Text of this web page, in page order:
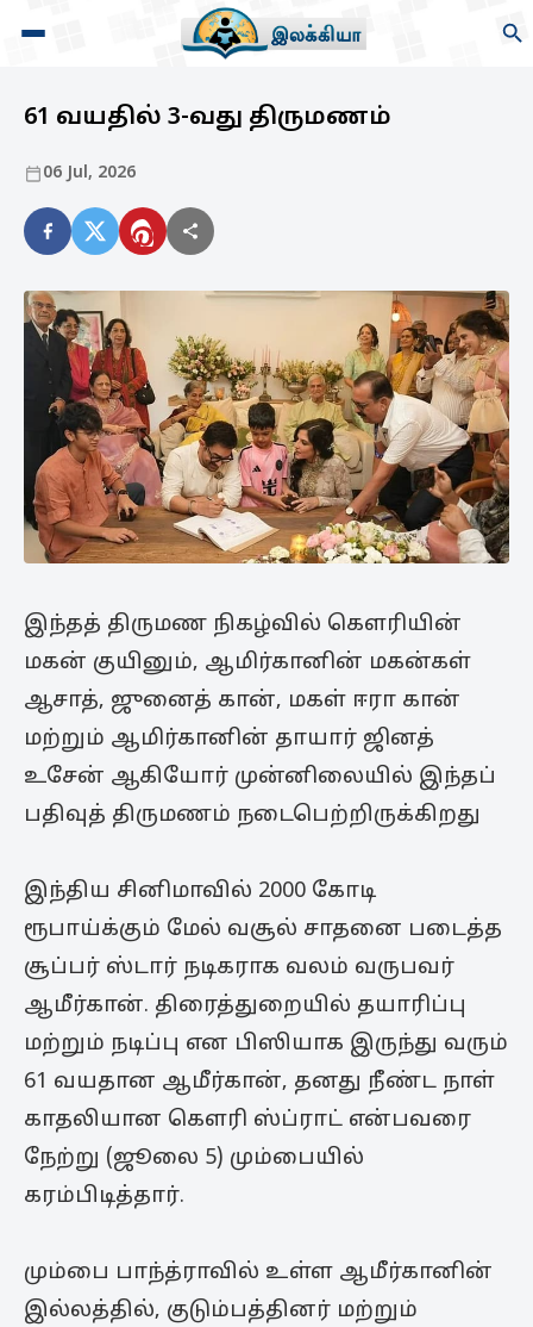
61 வயதில் 3-வது திருமணம்
06 Jul, 2026
இந்தத் திருமண நிகழ்வில் கௌரியின்
மகன் குயினும், ஆமிர்கானின் மகன்கள்
ஆசாத், ஜுனைத் கான், மகள் ஈரா கான்
மற்றும் ஆமிர்கானின் தாயார் ஜினத்
உசேன் ஆகியோர் முன்னிலையில் இந்தப்
பதிவுத் திருமணம் நடைபெற்றிருக்கிறது
இந்திய சினிமாவில் 2000 கோடி
ரூபாய்க்கும் மேல் வசூல் சாதனை படைத்த
சூப்பர் ஸ்டார் நடிகராக வலம் வருபவர்
ஆமீர்கான். திரைத்துறையில் தயாரிப்பு
மற்றும் நடிப்பு என பிஸியாக இருந்து வரும்
61 வயதான ஆமீர்கான், தனது நீண்ட நாள்
காதலியான கௌரி ஸ்ப்ராட் என்பவரை
நேற்று (ஜூலை 5) மும்பையில்
கரம்பிடித்தார்.
மும்பை பாந்த்ராவில் உள்ள ஆமீர்கானின்
இல்லத்தில், குடும்பத்தினர் மற்றும்